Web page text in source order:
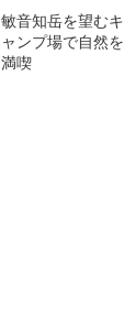
敏音知岳を望むキ
ャンプ場で自然を
満喫